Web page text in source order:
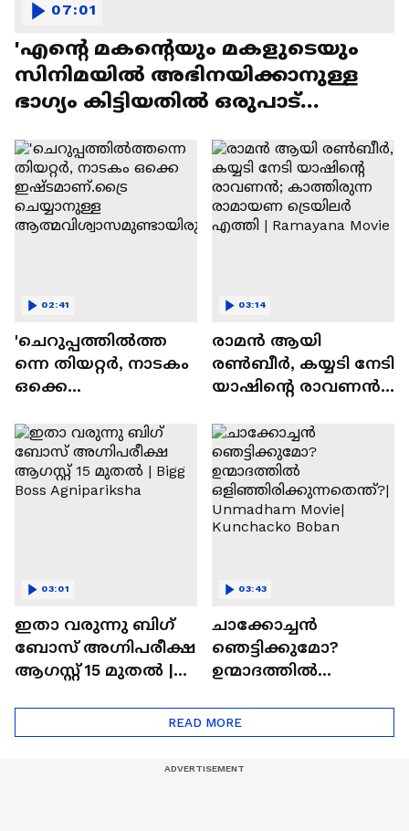
'എന്റെ മകന്റെയും മകളുടെയും
സിനിമയിൽ അഭിനയിക്കാനുള്ള
ഭാഗ്യം കിട്ടിയതിൽ ഒരുപാട്
07:01
'ചെറുപ്പത്തിൽത്ത
ന്നെ തിയറ്റർ, നാടകം
ഒക്കെ
ചെയ്യാനുള്ള
ആത്മവിശ്വാസമുണ്ടാ
യിരുന്നില്ല'
02:41
രാമന്‍ ആയി
രൺബീർ, കയ്യടി നേടി
യാഷിന്റെ രാവണൻ;
രാമായണ ട്രെയിലർ
എത്തി | Ramayana
Movie
03:14
ഇതാ വരുന്നു ബിഗ്
ബോസ് അഗ്നിപരീക്ഷ
ആഗസ്റ്റ് 15 മുതൽ |
03:01
ചാക്കോച്ചന്‍
ഞെട്ടിക്കുമോ?
ഉന്മാദത്തിൽ
ന്ത്?| Unmadham
Movie| Kunchacko
03:43
READ MORE